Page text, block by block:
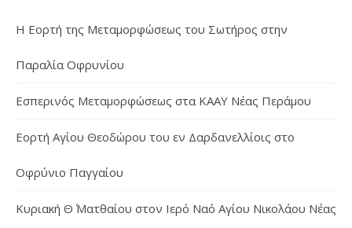
Η Εορτή της Μεταμορφώσεως του Σωτήρος στην
Παραλία Οφρυνίου
Εσπερινός Μεταμορφώσεως στα ΚΑΑΥ Νέας Περάμου
Εορτή Αγίου Θεοδώρου του εν Δαρδανελλίοις στο
Οφρύνιο Παγγαίου
Κυριακή Θ΄ Ματθαίου στον Ιερό Ναό Αγίου Νικολάου Νέας